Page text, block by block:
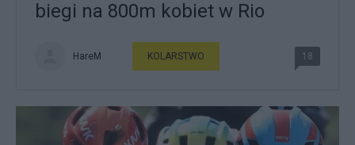
biegi na 800m kobiet w Rio
HareM KOLARSTWO 18